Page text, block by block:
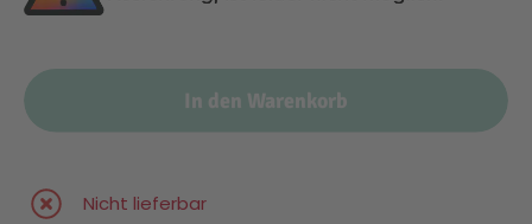
Minecraft™
Minifiguren
NOVELMORE
Sports Action
In den Warenkorb
Nicht lieferbar